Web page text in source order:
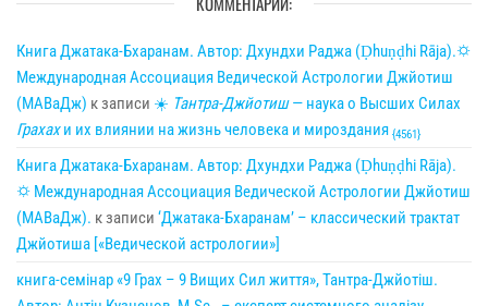
Книга Джатака-Бхаранам. Автор: Дхундхи Раджа (Ḍhuṇḍhi Rāja).🌣
Международная Ассоциация Ведической Астрологии Джйотиш
(МАВаДж) к записи ☀ Тантра-Джйотиш— наука о Высших Силах
Грахахи их влиянии на жизнь человека и мироздания {4561}
Книга Джатака-Бхаранам. Автор: Дхундхи Раджа (Ḍhuṇḍhi Rāja).
🌣 Международная Ассоциация Ведической Астрологии Джйотиш
(МАВаДж). к записи ‘Джатака-Бхаранам’ – классический трактат
Джйотиша [«Ведической астрологии»]
книга-семінар «9 Грах – 9 Вищих Сил життя», Тантра-Джйотіш.